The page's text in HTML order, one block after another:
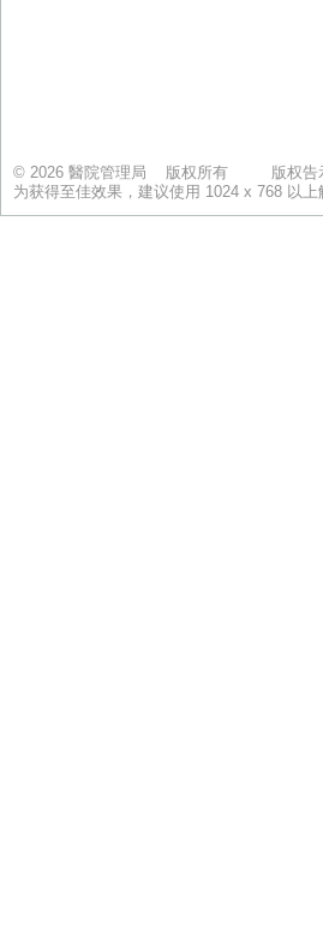
© 2026 醫院管理局 版权所有 版权告
为获得至佳效果，建议使用 1024 x 768 以上